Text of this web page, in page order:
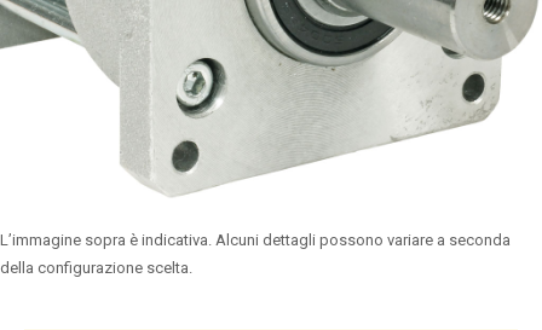
L’immagine sopra è indicativa. Alcuni dettagli possono variare a seconda
della configurazione scelta.